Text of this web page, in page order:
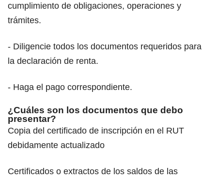
cumplimiento de obligaciones, operaciones y
trámites.
- Diligencie todos los documentos requeridos para
la declaración de renta.
- Haga el pago correspondiente.
¿Cuáles son los documentos que debo
presentar?
Copia del certificado de inscripción en el RUT
debidamente actualizado
Certificados o extractos de los saldos de las